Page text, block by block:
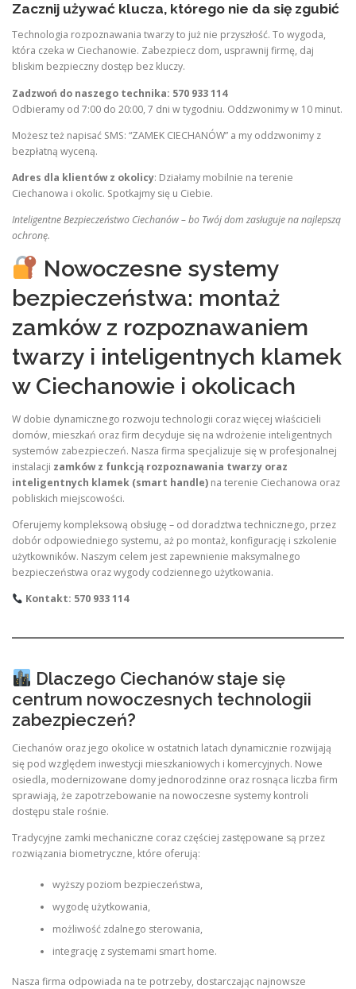
Zacznij używać klucza, którego nie da się zgubić
Technologia rozpoznawania twarzy to już nie przyszłość. To wygoda,
która czeka w Ciechanowie. Zabezpiecz dom, usprawnij firmę, daj
bliskim bezpieczny dostęp bez kluczy.
Zadzwoń do naszego technika: 570 933 114
Odbieramy od 7:00 do 20:00, 7 dni w tygodniu. Oddzwonimy w 10 minut.
Możesz też napisać SMS: “ZAMEK CIECHANÓW” a my oddzwonimy z
bezpłatną wyceną.
Adres dla klientów z okolicy: Działamy mobilnie na terenie
Ciechanowa i okolic. Spotkajmy się u Ciebie.
Inteligentne Bezpieczeństwo Ciechanów – bo Twój dom zasługuje na najlepszą
ochronę.
Nowoczesne systemy
bezpieczeństwa: montaż
zamków z rozpoznawaniem
twarzy i inteligentnych klamek
w Ciechanowie i okolicach
W dobie dynamicznego rozwoju technologii coraz więcej właścicieli
domów, mieszkań oraz firm decyduje się na wdrożenie inteligentnych
systemów zabezpieczeń. Nasza firma specjalizuje się w profesjonalnej
instalacji zamków z funkcją rozpoznawania twarzy oraz
inteligentnych klamek (smart handle) na terenie Ciechanowa oraz
pobliskich miejscowości.
Oferujemy kompleksową obsługę – od doradztwa technicznego, przez
dobór odpowiedniego systemu, aż po montaż, konfigurację i szkolenie
użytkowników. Naszym celem jest zapewnienie maksymalnego
bezpieczeństwa oraz wygody codziennego użytkowania.
Kontakt: 570 933 114
Dlaczego Ciechanów staje się
centrum nowoczesnych technologii
zabezpieczeń?
Ciechanów oraz jego okolice w ostatnich latach dynamicznie rozwijają
się pod względem inwestycji mieszkaniowych i komercyjnych. Nowe
osiedla, modernizowane domy jednorodzinne oraz rosnąca liczba firm
sprawiają, że zapotrzebowanie na nowoczesne systemy kontroli
dostępu stale rośnie.
Tradycyjne zamki mechaniczne coraz częściej zastępowane są przez
rozwiązania biometryczne, które oferują:
wyższy poziom bezpieczeństwa,
wygodę użytkowania,
możliwość zdalnego sterowania,
integrację z systemami smart home.
Nasza firma odpowiada na te potrzeby, dostarczając najnowsze